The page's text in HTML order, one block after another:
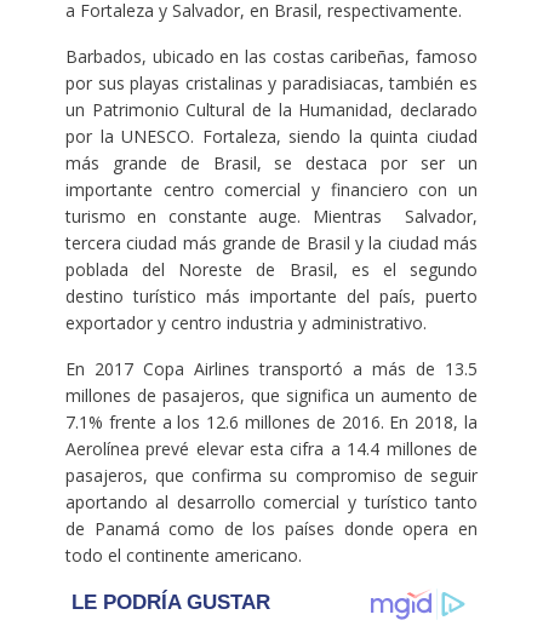
a Fortaleza y Salvador, en Brasil, respectivamente.
Barbados, ubicado en las costas caribeñas, famoso
por sus playas cristalinas y paradisiacas, también es
un Patrimonio Cultural de la Humanidad, declarado
por la UNESCO. Fortaleza, siendo la quinta ciudad
más grande de Brasil, se destaca por ser un
importante centro comercial y financiero con un
turismo en constante auge. Mientras Salvador,
tercera ciudad más grande de Brasil y la ciudad más
poblada del Noreste de Brasil, es el segundo
destino turístico más importante del país, puerto
exportador y centro industria y administrativo.
En 2017 Copa Airlines transportó a más de 13.5
millones de pasajeros, que significa un aumento de
7.1% frente a los 12.6 millones de 2016. En 2018, la
Aerolínea prevé elevar esta cifra a 14.4 millones de
pasajeros, que confirma su compromiso de seguir
aportando al desarrollo comercial y turístico tanto
de Panamá como de los países donde opera en
todo el continente americano.